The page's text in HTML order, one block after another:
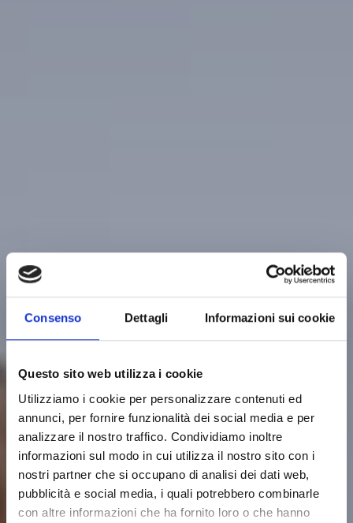
Consenso Dettagli Informazioni sui cookie
Questo sito web utilizza i cookie
Utilizziamo i cookie per personalizzare contenuti ed
annunci, per fornire funzionalità dei social media e per
analizzare il nostro traffico. Condividiamo inoltre
informazioni sul modo in cui utilizza il nostro sito con i
nostri partner che si occupano di analisi dei dati web,
pubblicità e social media, i quali potrebbero combinarle
con altre informazioni che ha fornito loro o che hanno